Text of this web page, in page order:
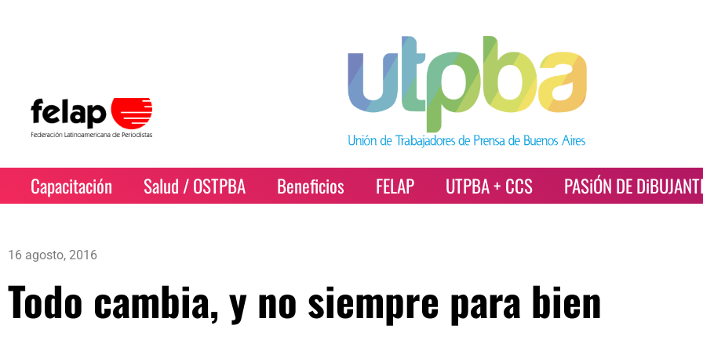
Capacitación Salud / OSTPBA Beneficios FELAP UTPBA + CCS PASiÓN DE
16 agosto, 2016
Todo cambia, y no siempre para bien